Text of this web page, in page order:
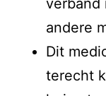
verband
andere
Dit
terecht